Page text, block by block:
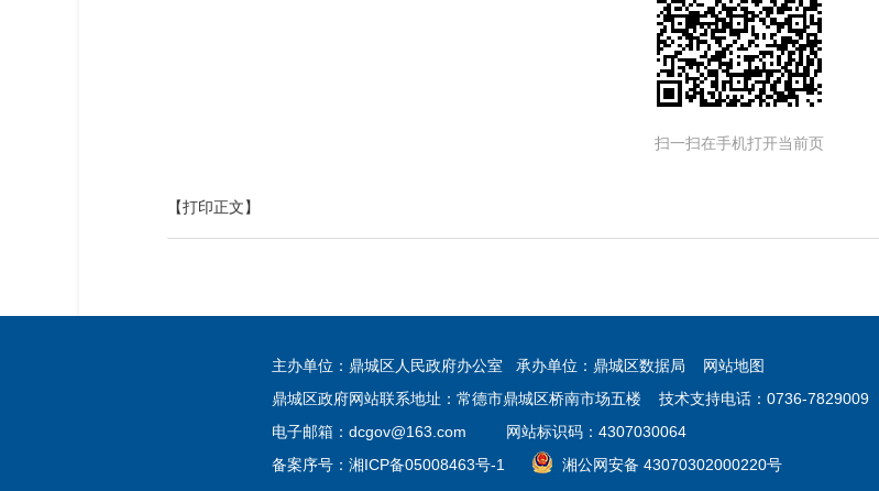
扫一扫在手机打开当前页
【打印正文】
主办单位：鼎城区人民政府办公室 承办单位：鼎城区数据局 网站地图
鼎城区政府网站联系地址：常德市鼎城区桥南市场五楼 技术支持电话：0736-7829009
电子邮箱：dcgov@163.com 网站标识码：4307030064
备案序号： 湘ICP备05008463号-1 湘公网安备 43070302000220号